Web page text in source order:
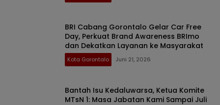
BRI Cabang Gorontalo Gelar Car Free
Day, Perkuat Brand Awareness BRImo
dan Dekatkan Layanan ke Masyarakat
Kota Gorontalo Juni 21, 2026
Bantah Isu Kedaluwarsa, Ketua Komite
MTsN 1: Masa Jabatan Kami Sampai Juli